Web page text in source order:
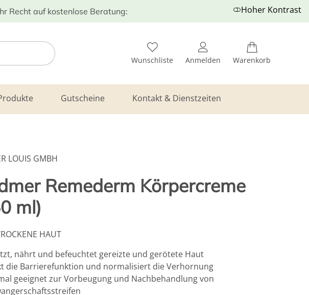
Recht auf kostenlose Beratung: Hoher Kontrast
Wunschliste Anmelden Warenkorb
Gutscheine Kontakt & Dienstzeiten
LOUIS GMBH
Remederm Körpercreme
ml)
HAUT
nährt und befeuchtet gereizte und gerötete Haut
die Barrierefunktion und normalisiert die Verhornung
geeignet zur Vorbeugung und Nachbehandlung von